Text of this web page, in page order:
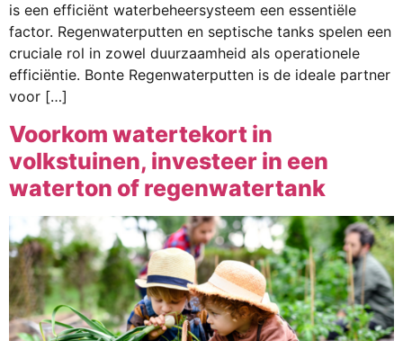
is een efficiënt waterbeheersysteem een essentiële
factor. Regenwaterputten en septische tanks spelen een
cruciale rol in zowel duurzaamheid als operationele
efficiëntie. Bonte Regenwaterputten is de ideale partner
voor […]
Voorkom watertekort in
volkstuinen, investeer in een
waterton of regenwatertank